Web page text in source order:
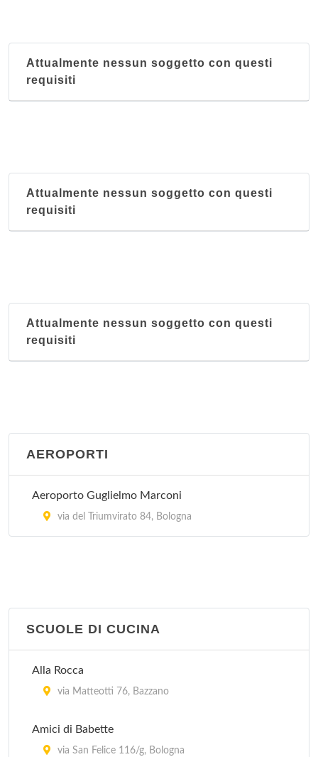
Attualmente nessun soggetto con questi
requisiti
Attualmente nessun soggetto con questi
requisiti
Attualmente nessun soggetto con questi
requisiti
AEROPORTI
Aeroporto Guglielmo Marconi
via del Triumvirato 84, Bologna
SCUOLE DI CUCINA
Alla Rocca
via Matteotti 76, Bazzano
Amici di Babette
via San Felice 116/g, Bologna